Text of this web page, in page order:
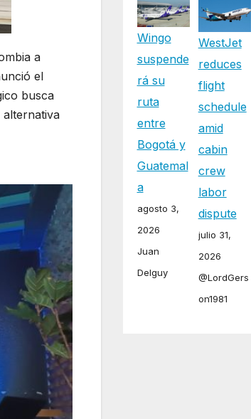
a
el
busca
Wingo
suspende
rá su
ruta
entre
Bogotá y
Guatemal
a
agosto 3,
2026
Juan
Delguy
WestJet
reduces
flight
schedule
amid
cabin
crew
labor
dispute
julio 31,
2026
@LordGers
on1981